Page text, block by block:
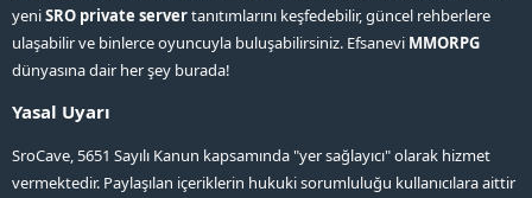
yeniSRO private servertanıtımlarını keşfedebilir, güncel rehberlere
ulaşabilir ve binlerce oyuncuyla buluşabilirsiniz. Efsanevi MMORPG
dünyasına dair her şey burada!
Yasal Uyarı
SroCave, 5651 Sayılı Kanun kapsamında "yer sağlayıcı" olarak hizmet
vermektedir. Paylaşılan içeriklerin hukuki sorumluluğu kullanıcılara aittir